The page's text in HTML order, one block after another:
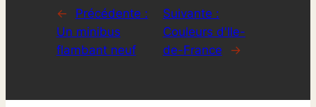
←
Précédente :
Un minibus
flambant neuf
Suivante :
Couleurs d'Ile-
de-France
→